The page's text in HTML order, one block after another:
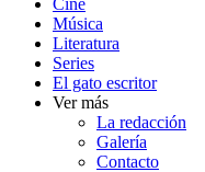
Cine
Música
Literatura
Series
El gato escritor
Ver más
La redacción
Galería
Contacto